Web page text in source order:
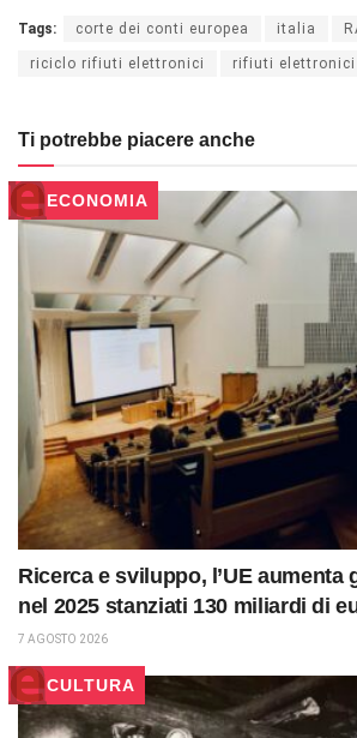
Tags: corte dei conti europea italia
riciclo rifiuti elettronici rifiuti elettronici
Ti potrebbe piacere anche
ECONOMIA
Ricerca e sviluppo, l’UE aumenta
nel 2025 stanziati 130 miliardi di
7 AGOSTO 2026
CULTURA